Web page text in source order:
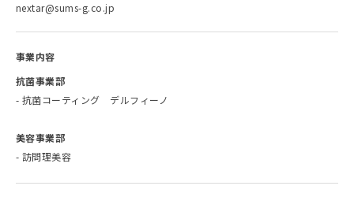
nextar@sums-g.co.jp
事業内容
抗菌事業部
抗菌コーティング デルフィーノ
美容事業部
訪問理美容